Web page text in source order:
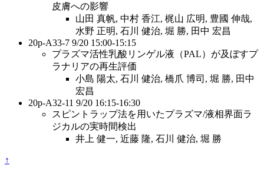
⽪膚への影響
⼭⽥ 真帆, 中村 ⾹江, 梶⼭ 広明, 豊國 伸哉,
⽔野 正明, ⽯川 健治, 堀 勝, ⽥中 宏昌
20p-A33-7 9/20 15:00-15:15
プラズマ活性乳酸リンゲル液（PAL）が及ぼすプ
ラナリアの再⽣評価
⼩島 陽太, ⽯川 健治, 橋⽖ 博司, 堀 勝, ⽥中
宏昌
20p-A32-11 9/20 16:15-16:30
スピントラップ法を⽤いたプラズマ/液相界⾯ラ
ジカルの実時間検出
井上 健⼀, 近藤 隆, ⽯川 健治, 堀 勝
↑